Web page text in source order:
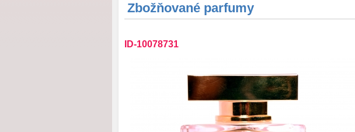
Zbožňované parfumy
ID-10078731